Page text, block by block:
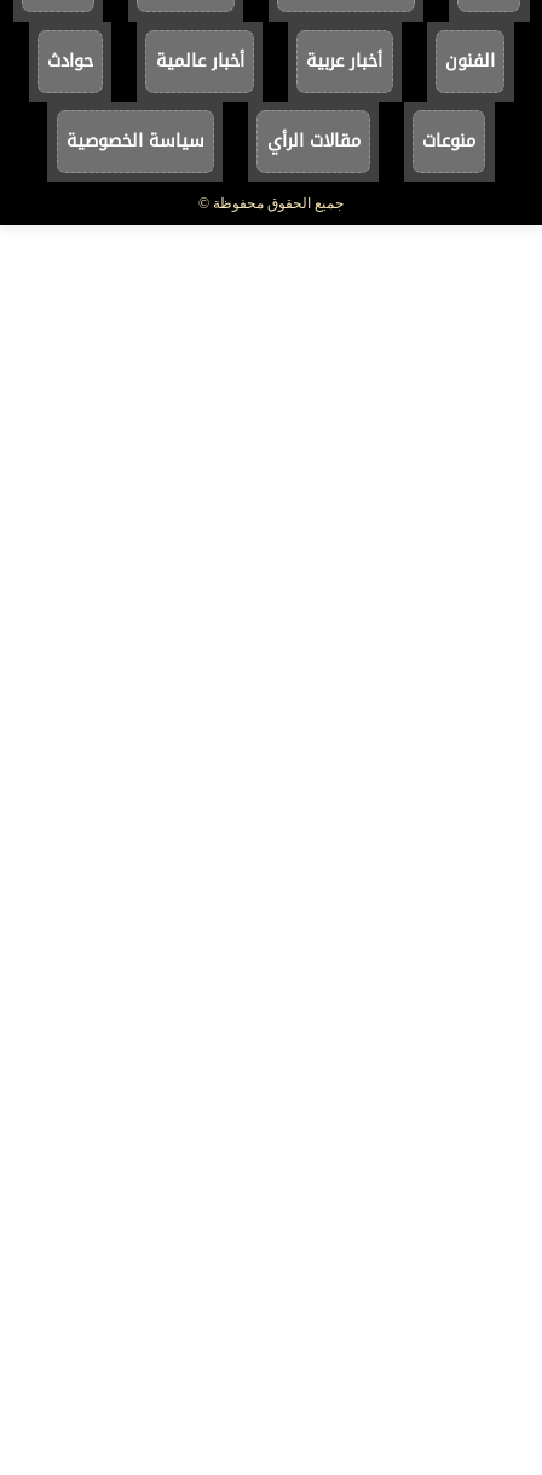
الفنون أخبار عربية أخبار عالمية حوادث
منوعات مقالات الرأي سياسة الخصوصية
جميع الحقوق محفوظة ©